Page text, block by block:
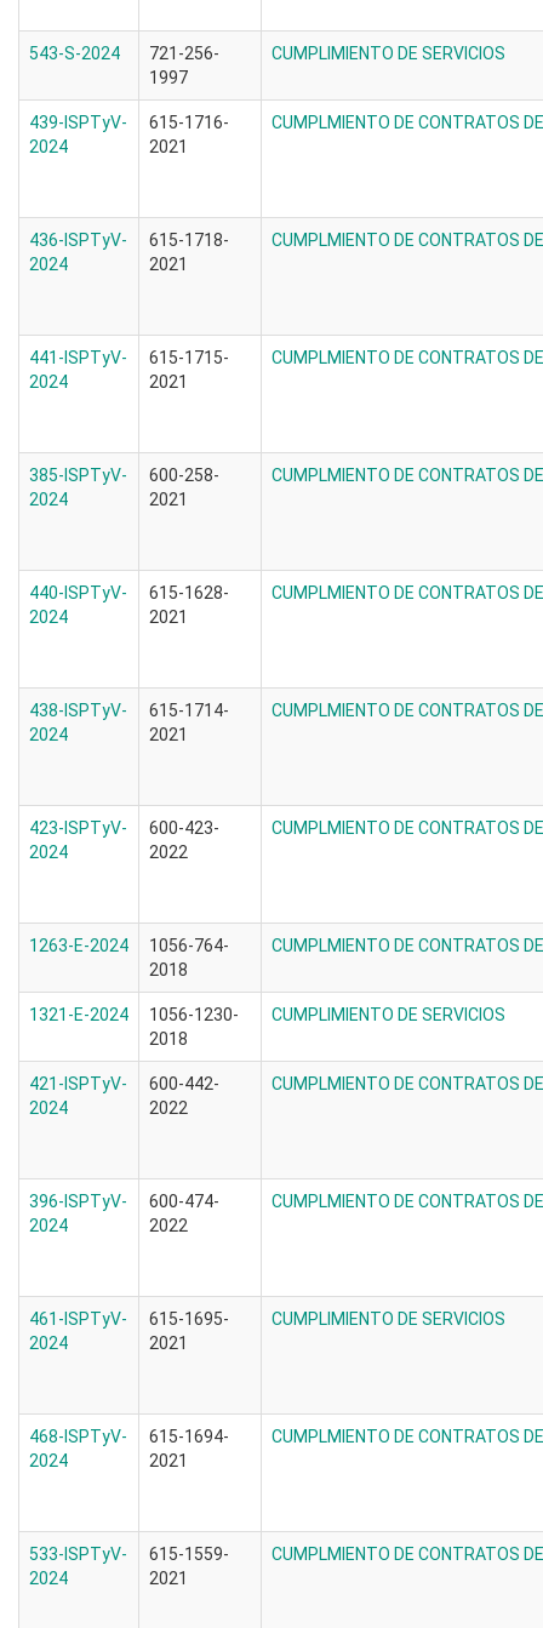
543-S-2024
721-256-
1997
CUMPLIMIENTO DE SERVICIOS
439-ISPTyV-
2024
615-1716-
2021
CUMPLMIENTO DE CONTRATOS
436-ISPTyV-
2024
615-1718-
2021
CUMPLMIENTO DE CONTRATOS
441-ISPTyV-
2024
615-1715-
2021
CUMPLMIENTO DE CONTRATOS
385-ISPTyV-
2024
600-258-
2021
CUMPLMIENTO DE CONTRATOS
440-ISPTyV-
2024
615-1628-
2021
CUMPLMIENTO DE CONTRATOS
438-ISPTyV-
2024
615-1714-
2021
CUMPLMIENTO DE CONTRATOS
423-ISPTyV-
2024
600-423-
2022
CUMPLMIENTO DE CONTRATOS
1263-E-2024
1056-764-
2018
CUMPLMIENTO DE CONTRATOS
1321-E-2024
1056-1230-
2018
CUMPLIMIENTO DE SERVICIOS
421-ISPTyV-
2024
600-442-
2022
CUMPLMIENTO DE CONTRATOS
396-ISPTyV-
2024
600-474-
2022
CUMPLMIENTO DE CONTRATOS
461-ISPTyV-
2024
615-1695-
2021
CUMPLIMIENTO DE SERVICIOS
468-ISPTyV-
2024
615-1694-
2021
CUMPLMIENTO DE CONTRATOS
533-ISPTyV-
2024
615-1559-
2021
CUMPLMIENTO DE CONTRATOS